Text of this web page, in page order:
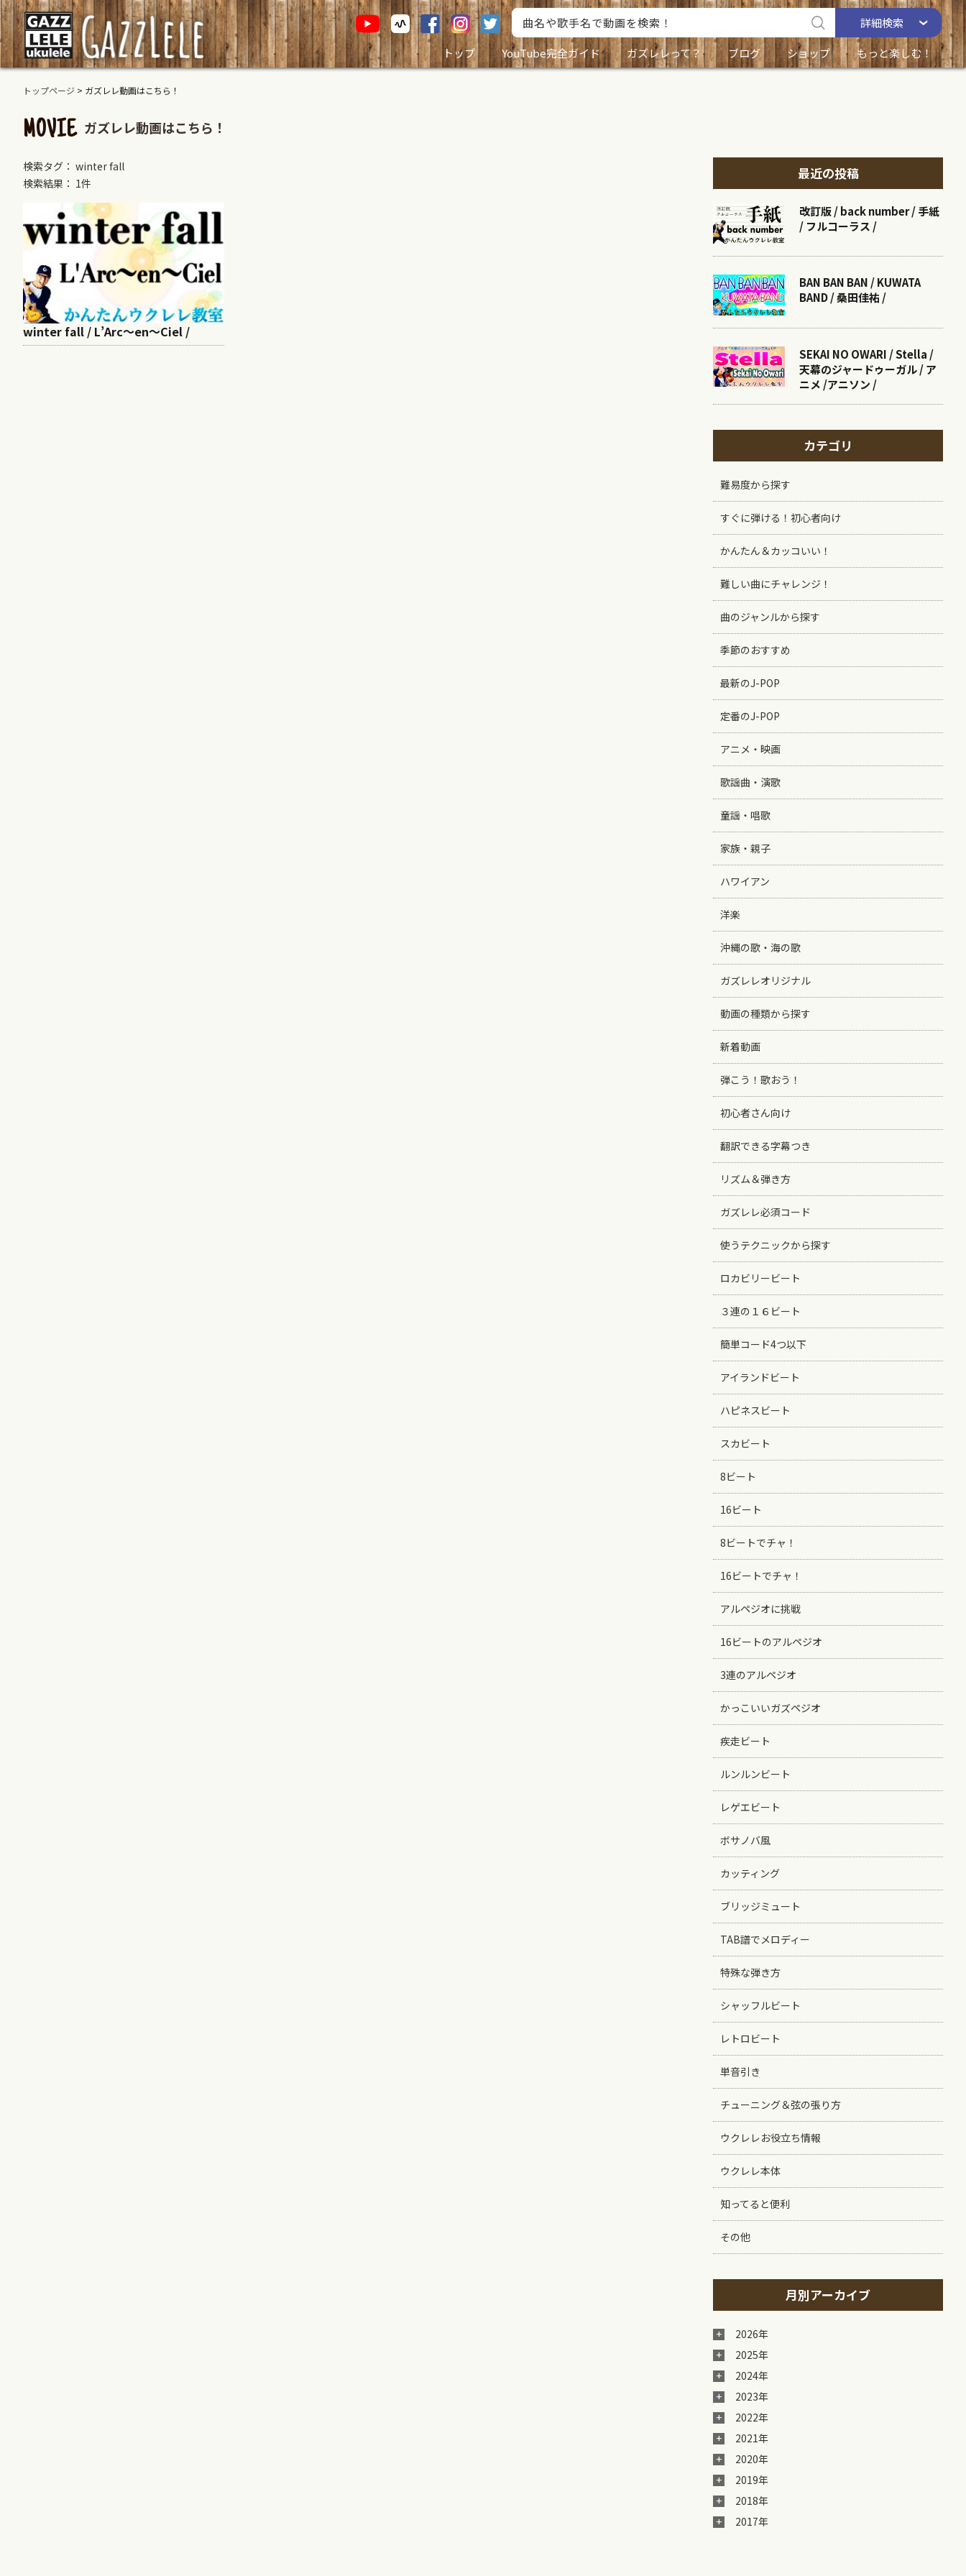
詳細検索
トップ
YouTube完全ガイド ガズレレって？ ブログ ショップ もっと楽しむ！
トップページ > ガズレレ動画はこちら！
MOVIE ガズレレ動画はこちら！
検索タグ： winter fall
検索結果： 1件
winter fall / L’Arc～en～Ciel /
最近の投稿
改訂版 / back number / 手紙
/ フルコーラス /
BAN BAN BAN / KUWATA
BAND / 桑田佳祐 /
SEKAI NO OWARI / Stella /
天幕のジャードゥーガル / ア
ニメ /アニソン /
カテゴリ
難易度から探す
すぐに弾ける！初心者向け
かんたん＆カッコいい！
難しい曲にチャレンジ！
曲のジャンルから探す
季節のおすすめ
最新のJ-POP
定番のJ-POP
アニメ・映画
歌謡曲・演歌
童謡・唱歌
家族・親子
ハワイアン
洋楽
沖縄の歌・海の歌
ガズレレオリジナル
動画の種類から探す
新着動画
弾こう！歌おう！
初心者さん向け
翻訳できる字幕つき
リズム＆弾き方
ガズレレ必須コード
使うテクニックから探す
ロカビリービート
３連の１６ビート
簡単コード4つ以下
アイランドビート
ハピネスビート
スカビート
8ビート
16ビート
8ビートでチャ！
16ビートでチャ！
アルペジオに挑戦
16ビートのアルペジオ
3連のアルペジオ
かっこいいガズペジオ
疾走ビート
ルンルンビート
レゲエビート
ボサノバ風
カッティング
ブリッジミュート
TAB譜でメロディー
特殊な弾き方
シャッフルビート
レトロビート
単音引き
チューニング＆弦の張り方
ウクレレお役立ち情報
ウクレレ本体
知ってると便利
その他
月別アーカイブ
2026年
2025年
2024年
2023年
2022年
2021年
2020年
2019年
2018年
2017年